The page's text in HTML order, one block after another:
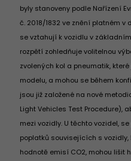
byly stanoveny podle Nařízení
č. 2018/1832 ve znění platném
se vztahují k vozidlu v
rozpětí zohledňuje volitelnou
zvolených kol a pneumatik,
modelu, a mohou se během
jsou již založené na nové
Light Vehicles Test Procedure),
mezi vozidly. U těchto vozidel,
poplatků souvisejících s
hodnotě emisí CO2, mohou lišit